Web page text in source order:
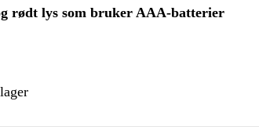
rødt lyssom bruker AAA-batterier